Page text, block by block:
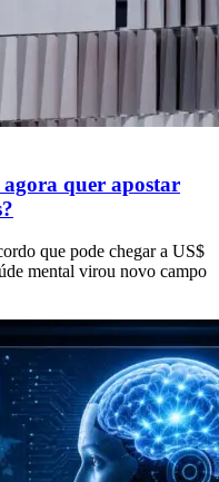
quer apostar
que pode chegar a US$
mental virou novo campo